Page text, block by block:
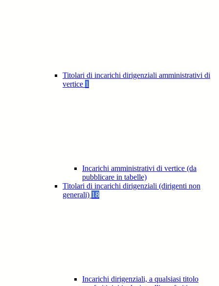
Titolari di incarichi dirigenziali amministrativi di
vertice 1
Incarichi amministrativi di vertice (da
pubblicare in tabelle)
Titolari di incarichi dirigenziali (dirigenti non
generali) 18
Incarichi dirigenziali, a qualsiasi titolo